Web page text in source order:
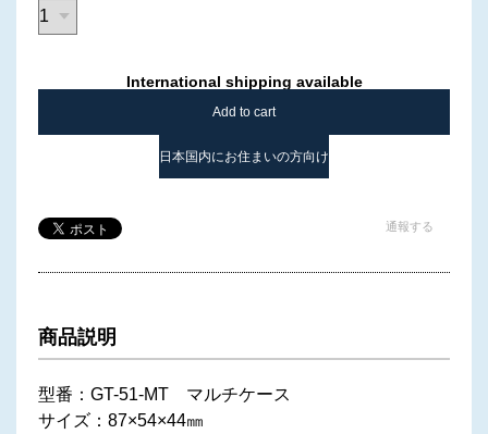
International shipping available
Add to cart
日本国内にお住まいの方向け
通報する
商品説明
型番：GT-51-MT マルチケース
サイズ：87×54×44㎜